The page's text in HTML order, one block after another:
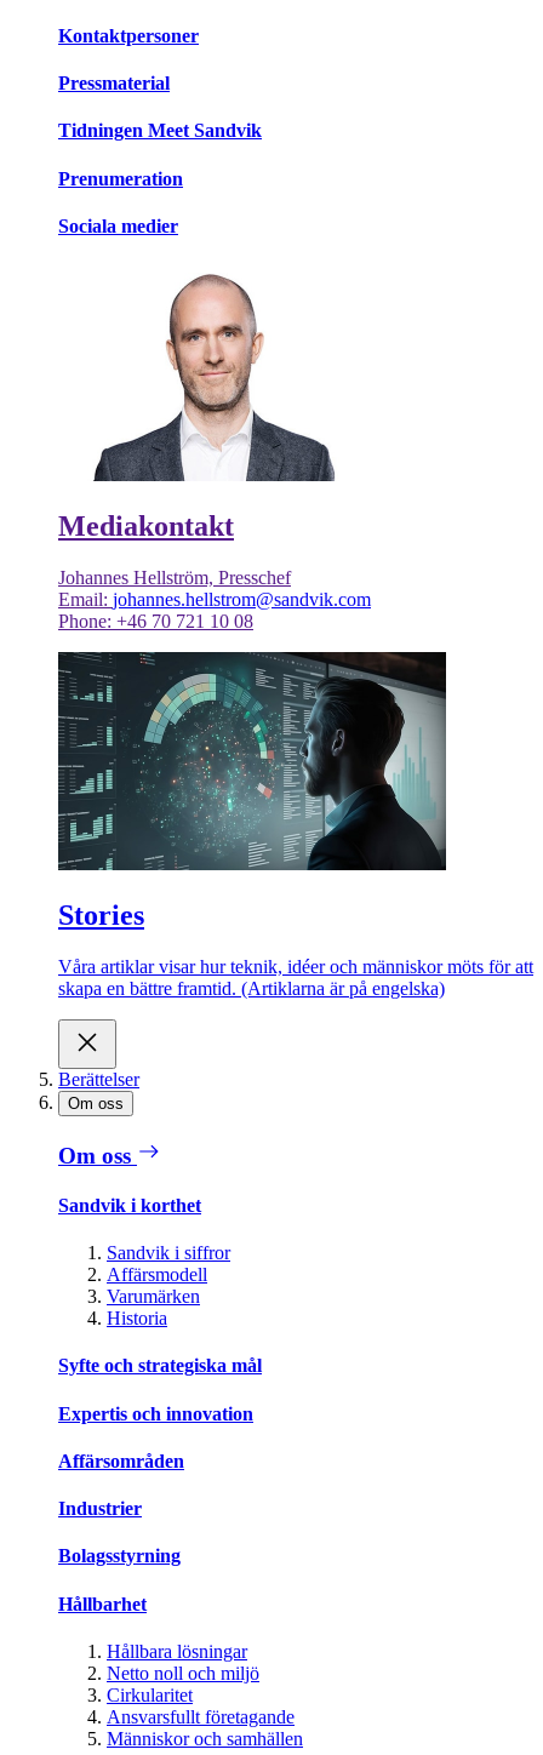
Kontaktpersoner
Pressmaterial
Tidningen Meet Sandvik
Prenumeration
Sociala medier
Mediakontakt
Johannes Hellström, Presschef
Email: johannes.hellstrom@sandvik.com
Phone: +46 70 721 10 08
Stories
Våra artiklar visar hur teknik, idéer och människor möts för att
skapa en bättre framtid. (Artiklarna är på engelska)
Berättelser
Om oss
Om oss
Sandvik i korthet
Sandvik i siffror
Affärsmodell
Varumärken
Historia
Syfte och strategiska mål
Expertis och innovation
Affärsområden
Industrier
Bolagsstyrning
Hållbarhet
Hållbara lösningar
Netto noll och miljö
Cirkularitet
Ansvarsfullt företagande
Människor och samhällen